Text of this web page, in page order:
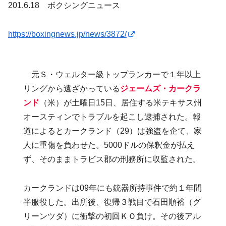
201.6.18 ボクシングニュース
https://boxingnews.jp/news/3872/
元Ｓ・ウェルター級トップランカーで１年以上
リングから遠ざかっているジェームズ・カークラ
ンド （米）が土曜日15日、居住する米テキサス州
オースティンでトラブルを起こし逮捕された。報
道によるとカークランド（29）は強盗を企て、家
人に重傷を負わせた。5000ドルの保釈金が払え
ず、そのままトラビス郡の刑務所に収監された。
カークランドは09年にも銃器所持事件で約１年間
半服役した。出所後、復帰３戦目で石田順裕（グ
リーンツダ）に衝撃の初回ＫＯ負け。その後アル